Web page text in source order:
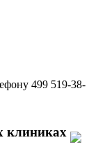
499 519-38-
клиниках